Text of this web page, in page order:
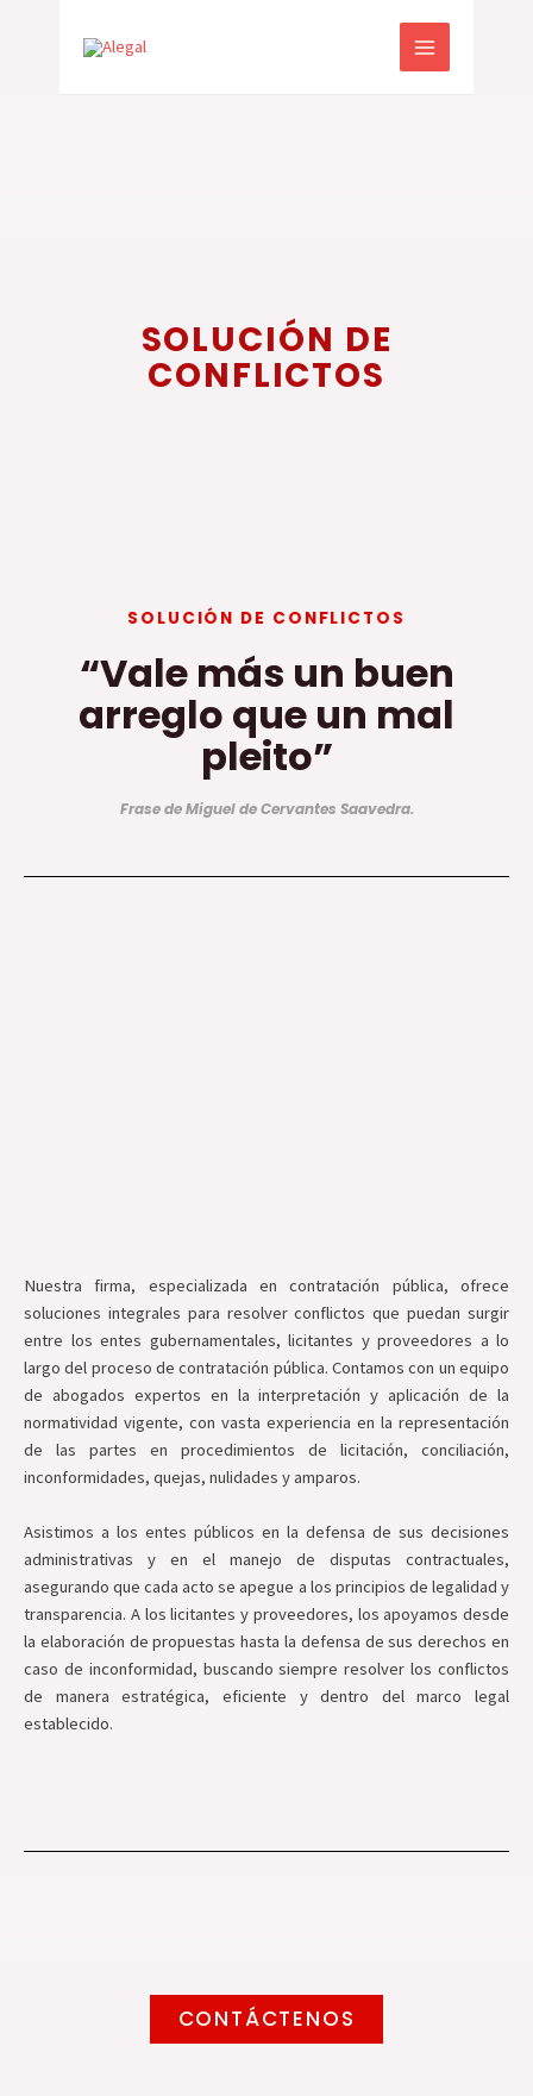
MAIN
MENU
SOLUCIÓN DE
CONFLICTOS
SOLUCIÓN DE CONFLICTOS
“Vale más un buen
arreglo que un mal
pleito”
Frase de Miguel de Cervantes Saavedra.
Nuestra firma, especializada en contratación pública, ofrece
soluciones integrales para resolver conflictos que puedan surgir
entre los entes gubernamentales, licitantes y proveedores a lo
largo del proceso de contratación pública. Contamos con un equipo
de abogados expertos en la interpretación y aplicación de la
normatividad vigente, con vasta experiencia en la representación
de las partes en procedimientos de licitación, conciliación,
inconformidades, quejas, nulidades y amparos.
Asistimos a los entes públicos en la defensa de sus decisiones
administrativas y en el manejo de disputas contractuales,
asegurando que cada acto se apegue a los principios de legalidad y
transparencia. A los licitantes y proveedores, los apoyamos desde
la elaboración de propuestas hasta la defensa de sus derechos en
caso de inconformidad, buscando siempre resolver los conflictos
de manera estratégica, eficiente y dentro del marco legal
establecido.
CONTÁCTENOS